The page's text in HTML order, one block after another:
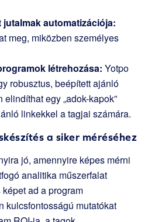
automatizációja:
meg, miközben személyes
létrehozása: Yotpo
robusztus, beépített ajánló
egy „adok-kapok”
linkekkel a tagjai számára.
a siker méréséhez
jó, amennyire képes mérni
analitika műszerfalat
ad a program
kulcsfontosságú mutatókat